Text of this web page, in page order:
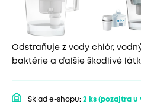
Odstraňuje z vody chlór,
baktérie a ďalšie škodlivé
Sklad e-shopu: 2 ks (pozajtra u